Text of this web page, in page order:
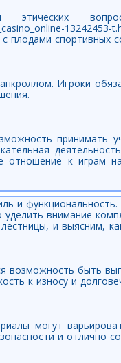
13242453-
плодами спортивных
Игроки
принимать
отношение к играм
и
уделить внимание
и выясним,
возможность быть
к износу и
могут
и отлично